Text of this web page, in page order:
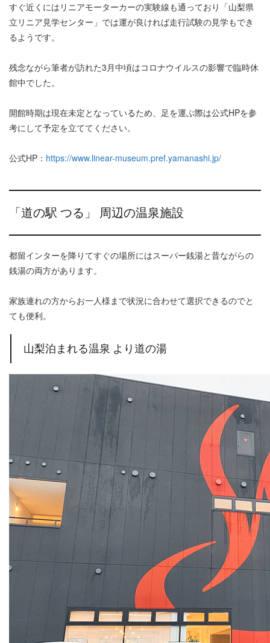
すぐ近くにはリニアモーターカーの実験線も通っており「山梨県
立リニア見学センター」では運が良ければ走行試験の見学もでき
るようです。
残念ながら筆者が訪れた3月中頃はコロナウイルスの影響で臨時休
館中でした。
開館時期は現在未定となっているため、足を運ぶ際は公式HPを参
考にして予定を立ててください。
公式HP： https://www.linear-museum.pref.yamanashi.jp/
「道の駅 つる」 周辺の温泉施設
都留インターを降りてすぐの場所にはスーパー銭湯と昔ながらの
銭湯の両方があります。
家族連れの方からお一人様まで状況に合わせて選択できるのでと
ても便利。
山梨泊まれる温泉 より道の湯